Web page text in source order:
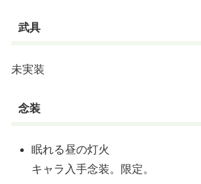
武具
未実装
念装
眠れる昼の灯火
キャラ入手念装。限定。